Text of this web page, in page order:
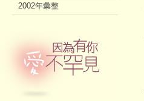
2002年彙整